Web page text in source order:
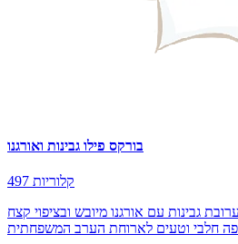
בורקס פילו גבינות ואורגנו
497 קלוריות
גבינות עם אורגנו מיובש ובציפוי קצח
חלבי וטעים לארוחת הערב המשפחתית